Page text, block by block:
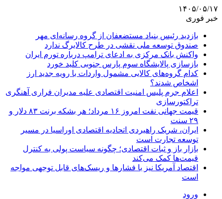
۱۴۰۵/۰۵/۱۷
خبر فوری
بازدید رئیس بنیاد مستضعفان از گروه رسانه‌ای مهر
صندوق توسعه ملی نقشی در طرح کالابرگ ندارد
واکنش بانک مرکزی به ادعای ترامپ درباره تورم ایران
بازسازی پالایشگاه سوم پارس جنوبی کلید خورد
کدام گروه‌های کالایی مشمول واردات با رویه جدید ارز
اشخاص شدند؟
اعلام جرم پلیس امنیت اقتصادی علیه مدیران فراری آهنگری
تراکتورسازی
قیمت جهانی نفت امروز ۱۶ مرداد؛ هر بشکه برنت ۸۳ دلار و
۲۹ سنت
ایران، شریک راهبردی اتحادیه اقتصادی اوراسیا در مسیر
توسعه تجارت است
بازار باز و ثبات اقتصادی؛ چگونه سیاست پولی به کنترل
قیمت‌ها کمک می‌کند
اقتصاد آمریکا نیز با فشارها و ریسک‌های قابل توجهی مواجه
است
ورود